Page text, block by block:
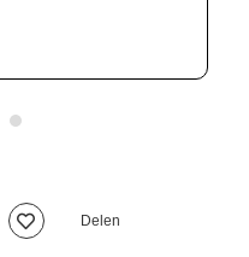
Delen